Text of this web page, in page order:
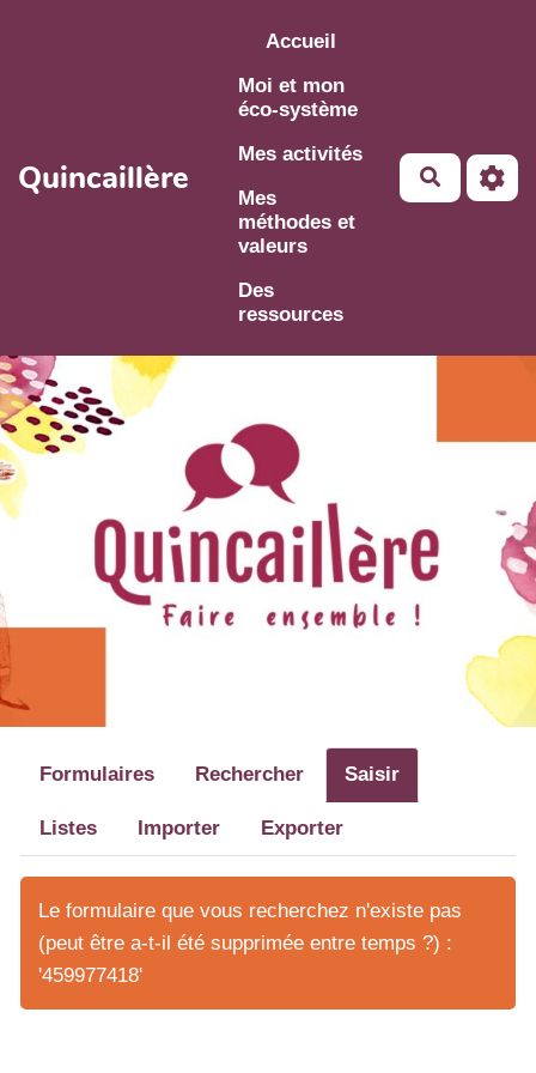
Aller au contenu principal
Quincaillère
Accueil
Moi et mon
éco-système
Mes activités
Mes
méthodes et
valeurs
Des
ressources
Formulaires Rechercher Saisir
Listes Importer Exporter
Le formulaire que vous recherchez n'existe pas
(peut être a-t-il été supprimée entre temps ?) :
'459977418'